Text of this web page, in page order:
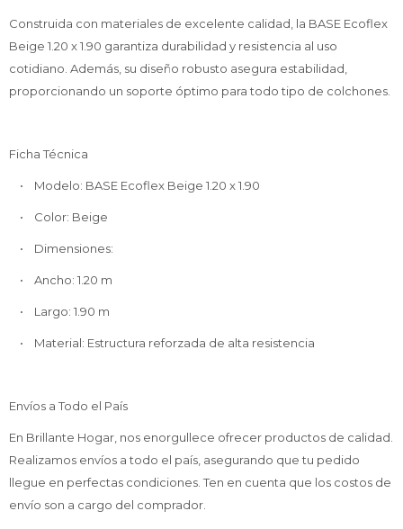
Construida con materiales de excelente calidad, la BASE Ecoflex
Beige 1.20 x 1.90 garantiza durabilidad y resistencia al uso
cotidiano. Además, su diseño robusto asegura estabilidad,
proporcionando un soporte óptimo para todo tipo de colchones.
Ficha Técnica
• Modelo: BASE Ecoflex Beige 1.20 x 1.90
• Color: Beige
• Dimensiones:
• Ancho: 1.20 m
• Largo: 1.90 m
• Material: Estructura reforzada de alta resistencia
Envíos a Todo el País
En Brillante Hogar, nos enorgullece ofrecer productos de calidad.
Realizamos envíos a todo el país, asegurando que tu pedido
llegue en perfectas condiciones. Ten en cuenta que los costos de
envío son a cargo del comprador.